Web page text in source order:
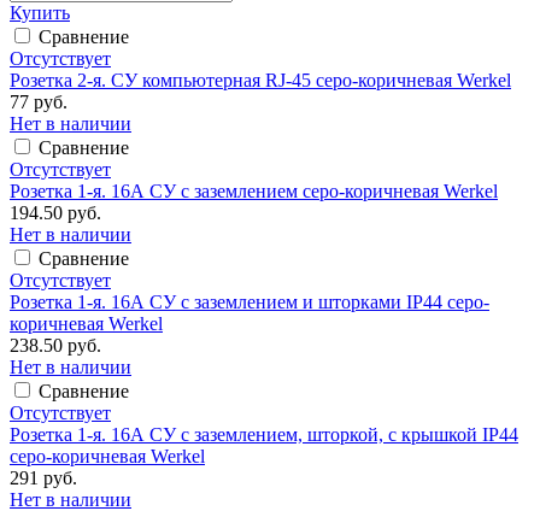
Купить
Сравнение
Отсутствует
Розетка 2-я. СУ компьютерная RJ-45 серо-коричневая Werkel
77 руб.
Нет в наличии
Сравнение
Отсутствует
Розетка 1-я. 16А СУ с заземлением серо-коричневая Werkel
194.50 руб.
Нет в наличии
Сравнение
Отсутствует
Розетка 1-я. 16А СУ с заземлением и шторками IP44 серо-
коричневая Werkel
238.50 руб.
Нет в наличии
Сравнение
Отсутствует
Розетка 1-я. 16А СУ с заземлением, шторкой, с крышкой IP44
серо-коричневая Werkel
291 руб.
Нет в наличии